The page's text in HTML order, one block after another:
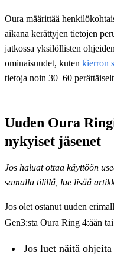
Oura määrittää
aikana kerättyjen tietojen
jatkossa yksilöllisten
ominaisuudet, kuten kierron
tietoja noin 30–60
Uuden Oura
nykyiset jäsenet
Jos haluat ottaa käyttöön
samalla tilillä, lue lisää
Jos olet ostanut uuden
Gen3:sta Oura Ring 4:ään
Jos luet näitä